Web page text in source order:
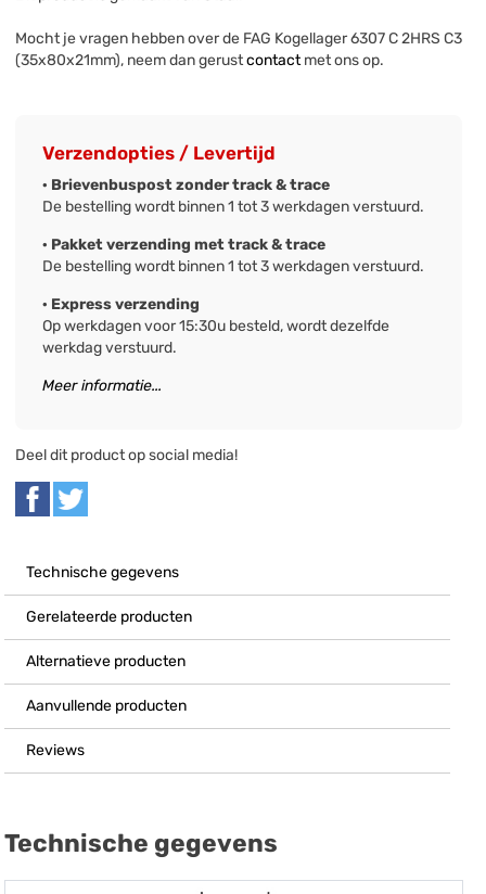
Mocht je vragen hebben over de FAG Kogellager 6307 C 2HRS C3
(35x80x21mm), neem dan gerustcontactmet ons op.
Verzendopties / Levertijd
· Brievenbuspost zonder track & trace
De bestelling wordt binnen 1 tot 3 werkdagen verstuurd.
· Pakket verzending met track & trace
De bestelling wordt binnen 1 tot 3 werkdagen verstuurd.
· Express verzending
Op werkdagen voor 15:30u besteld, wordt dezelfde
werkdag verstuurd.
Meer informatie...
Deel dit product op social media!
Technische gegevens
Gerelateerde producten
Alternatieve producten
Aanvullende producten
Reviews
Technische gegevens